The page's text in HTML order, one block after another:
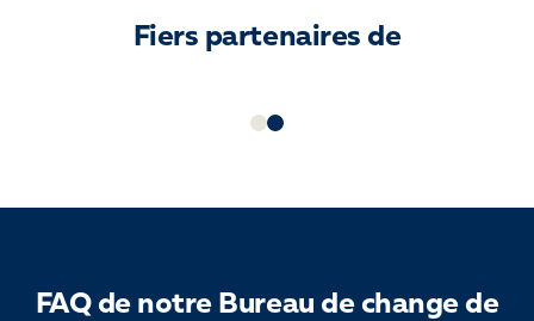
Fiers partenaires de
FAQ de notre Bureau de change de